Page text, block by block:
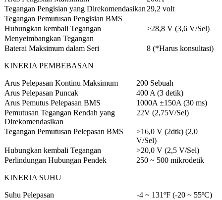
Tegangan Pengisian yang Direkomendasikan 29,2 volt
Tegangan Pemutusan Pengisian BMS
Hubungkan kembali Tegangan
>28,8 V (3,6 V/Sel)
Menyeimbangkan Tegangan
Baterai Maksimum dalam Seri
8 (*Harus konsultasi)
KINERJA PEMBEBASAN
Arus Pelepasan Kontinu Maksimum
200 Sebuah
Arus Pelepasan Puncak
400 A (3 detik)
Arus Pemutus Pelepasan BMS
1000A ±150A (30 ms)
Pemutusan Tegangan Rendah yang
Direkomendasikan
22V (2,75V/Sel)
Tegangan Pemutusan Pelepasan BMS
>16,0 V (2dtk) (2,0
V/Sel)
Hubungkan kembali Tegangan
>20,0 V (2,5 V/Sel)
Perlindungan Hubungan Pendek
250 ~ 500 mikrodetik
KINERJA SUHU
Suhu Pelepasan
-4 ~ 131ºF (-20 ~ 55ºC)